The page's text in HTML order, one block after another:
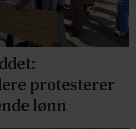
protesterer
lønn